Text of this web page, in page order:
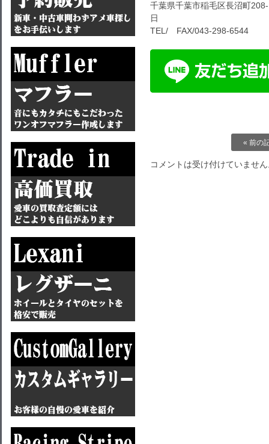
千葉県千葉市稲毛区長沼町
日
TEL/ FAX/043-298-6544
« 前の
コメントは受け付けていませ